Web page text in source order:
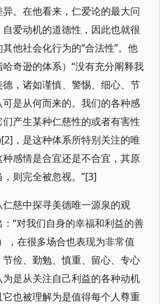
。在他看来，仁爱论的最大问
爱动机的道德性，因此也就很
他社会化行为的“合法性”。他
奇逊的体系）“没有充分阐释我
，诸如谨慎、警惕、细心、节
是从何而来的。我们的各种感
产生某种仁慈性的或者有害性
，是这种体系所特别关注的唯
感情是合宜还是不合宜，其原
则完全被忽视。”[3]
慈中探寻美德唯一源泉的观
“对我们自身的幸福和利益的善
，在很多场合也表现为非常值
俭、勤勉、慎重、留心、专心
是从关注自己利益的各种动机
也被理解为是值得每个人尊重